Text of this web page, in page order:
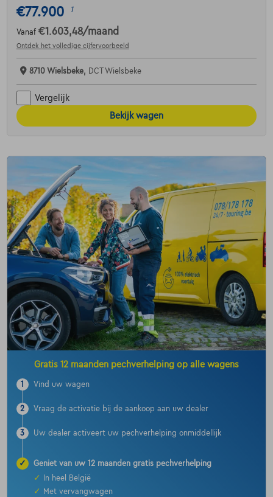
€77.900 1
Vanaf €1.603,48/maand
Ontdek het volledige cijfervoorbeeld
8710 Wielsbeke, DCT Wielsbeke
Vergelijk
Bekijk wagen
Gratis 12 maanden pechverhelping op alle wagens
1 Vind uw wagen
2 Vraag de activatie bij de aankoop aan uw dealer
3 Uw dealer activeert uw pechverhelping onmiddellijk
✓
Geniet van uw 12 maanden gratis pechverhelping
✓
In heel België
✓
Met vervangwagen